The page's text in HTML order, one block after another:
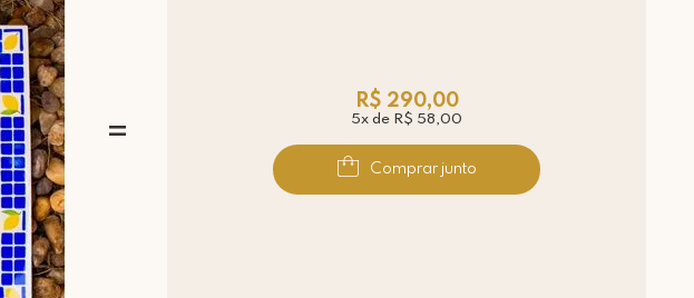
=
R$ 290,00
5x de R$ 58,00
Comprar junto